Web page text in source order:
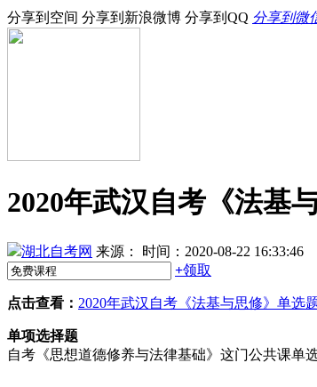
分享到空间 分享到新浪微博 分享到QQ 分享到微
2020年武汉自考《法基
湖北自考网 来源：
时间：2020-08-22 16:33:46
+领取
点击查看： 2020年武汉自考《法基与思修》单选
单项选择题
自考《思想道德修养与法律基础》这门公共课单